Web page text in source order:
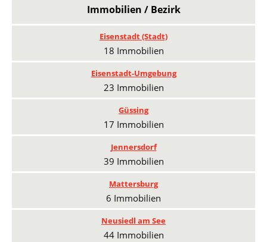
Immobilien / Bezirk
Eisenstadt (Stadt)
18 Immobilien
Eisenstadt-Umgebung
23 Immobilien
Güssing
17 Immobilien
Jennersdorf
39 Immobilien
Mattersburg
6 Immobilien
Neusiedl am See
44 Immobilien